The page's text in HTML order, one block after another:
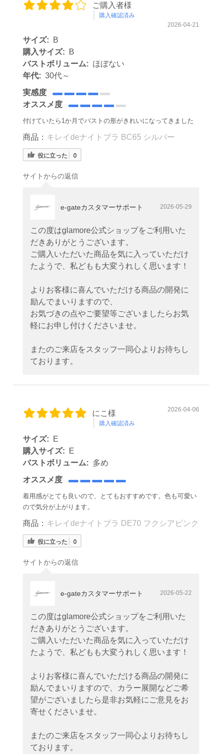
ご購入者様
購入確認済み
2026-04-21
サイズ:
B
購入サイズ:
B
バストボリューム: ほぼない
年代: 30代～
実感度
オススメ度
付けていたら1か月でバストの形がきれいになってきました
商品： キレイdeナイトブラ BC65 シルバー
役に立った 0
サイトからの返信
e-gateカスタマーサポート 2026-05-29
この度はglamore公式ショップをご利用いた
だきありがとうございます。
ご購入いただいた商品を気に入っていただけ
たようで、私どもも大変うれしく思います！
よりお客様に喜んでいただける商品の開発に
励んでまいりますので、
お気づきの点やご要望等ございましたらお気
軽にお申し付けくださいませ。
またのご来店をスタッフ一同心よりお待ちし
ております。
にこ様
購入確認済み
2026-04-06
サイズ:
E
購入サイズ:
E
バストボリューム: 多め
オススメ度
着用感がとても良いので、とてもおすすめです。色も可愛い
ので気分が上がります。
商品： キレイdeナイトブラ DE70 フクシアピンク
役に立った 0
サイトからの返信
e-gateカスタマーサポート 2026-05-22
この度はglamore公式ショップをご利用いた
だきありがとうございます。
ご購入いただいた商品を気に入っていただけ
たようで、私どもも大変うれしく思います！
よりお客様に喜んでいただける商品の開発に
励んでまいりますので、カラー展開などご希
望がございましたら是非お気軽にご意見をお
寄せくださいませ。
またのご来店をスタッフ一同心よりお待ちし
ております。